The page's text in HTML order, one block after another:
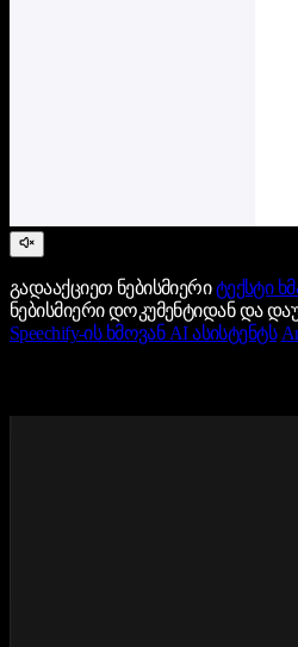
გადააქციეთ ნებისმიერიტექსტი
ნებისმიერი დოკუმენტიდან და
Speechify-ის ხმოვან AI ასისტენტს